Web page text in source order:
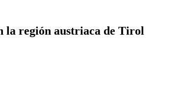
la región austriaca de Tirol